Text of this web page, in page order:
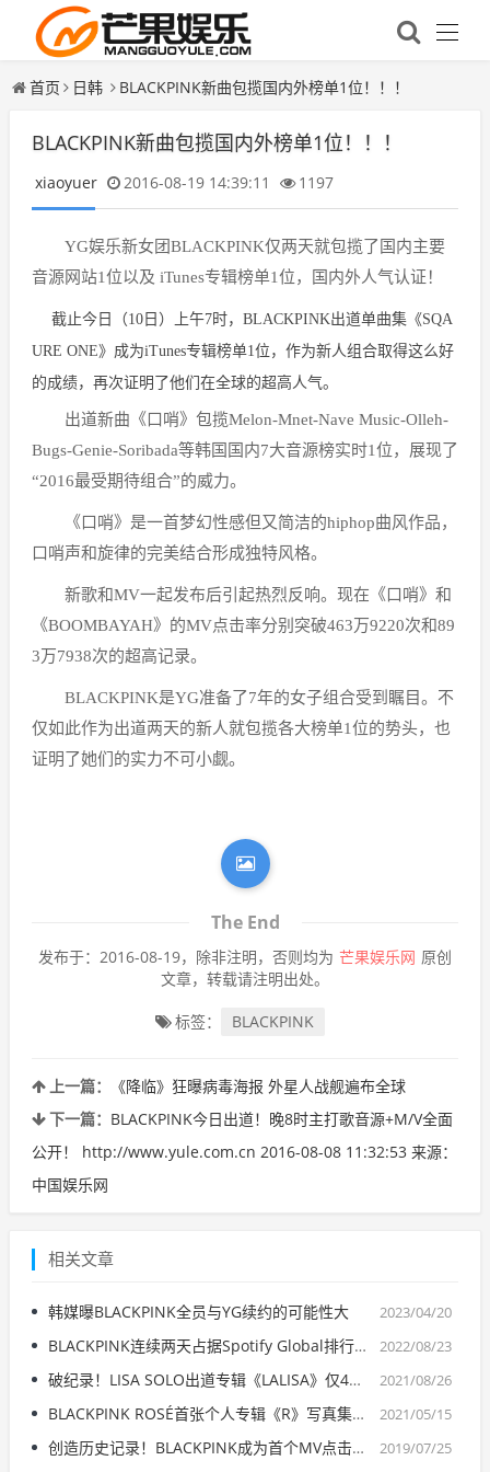
首页 日韩 BLACKPINK新曲包揽国内外榜单1位！！！
BLACKPINK新曲包揽国内外榜单1位！！！
xiaoyuer 2016-08-19 14:39:11 1197
YG娱乐新女团BLACKPINK仅两天就包揽了国内主要
音源网站1位以及 iTunes专辑榜单1位，国内外人气认证！
截止今日（10日）上午7时，BLACKPINK出道单曲集《SQA
URE ONE》成为iTunes专辑榜单1位，作为新人组合取得这么好
的成绩，再次证明了他们在全球的超高人气。
出道新曲《口哨》包揽Melon-Mnet-Nave Music-Olleh-
Bugs-Genie-Soribada等韩国国内7大音源榜实时1位，展现了
“2016最受期待组合”的威力。
《口哨》是一首梦幻性感但又简洁的hiphop曲风作品，
口哨声和旋律的完美结合形成独特风格。
新歌和MV一起发布后引起热烈反响。现在《口哨》和
《BOOMBAYAH》的MV点击率分别突破463万9220次和89
3万7938次的超高记录。
BLACKPINK是YG准备了7年的女子组合受到瞩目。不
仅如此作为出道两天的新人就包揽各大榜单1位的势头，也
证明了她们的实力不可小觑。
The End
发布于：2016-08-19，除非注明，否则均为 芒果娱乐网 原创
文章，转载请注明出处。
标签： BLACKPINK
上一篇：
《降临》狂曝病毒海报 外星人战舰遍布全球
下一篇： BLACKPINK今日出道！晚8时主打歌音源+M/V全面
公开！ http://www.yule.com.cn 2016-08-08 11:32:53 来源：
中国娱乐网
相关文章
2023/04/20
韩媒曝BLACKPINK全员与YG续约的可能性大
2022/08/23
BLACKPINK连续两天占据Spotify Global排行榜榜首
2021/08/26
破纪录！LISA SOLO出道专辑《LALISA》仅4日预售突破70万张
2021/05/15
BLACKPINK ROSÉ首张个人专辑《R》写真集特别版即将公开
2019/07/25
创造历史记录！BLACKPINK成为首个MV点击量破9亿的K-POP组合